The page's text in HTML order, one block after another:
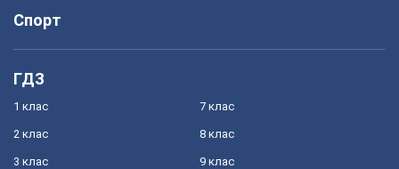
Спорт
ГДЗ
1 клас
2 клас
3 клас
7 клас
8 клас
9 клас